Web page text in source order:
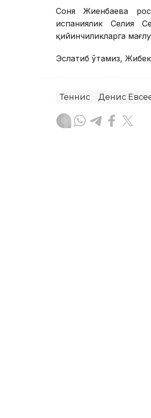
Соня Жиенбаева
испаниялик Селия
қийинчиликларга
Эслатиб ўтамиз,
Теннис Денис